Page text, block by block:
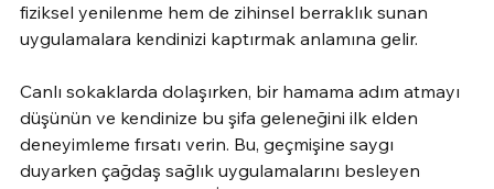
fiziksel yenilenme hem de zihinsel berraklık sunan
uygulamalara kendinizi kaptırmak anlamına gelir.
Canlı sokaklarda dolaşırken, bir hamama adım atmayı
düşünün ve kendinize bu şifa geleneğini ilk elden
deneyimleme fırsatı verin. Bu, geçmişine saygı
duyarken çağdaş sağlık uygulamalarını besleyen